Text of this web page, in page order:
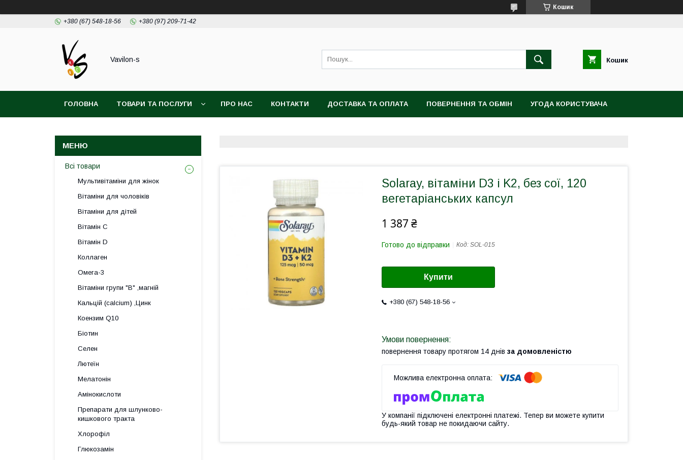
Кошик
+380 (67) 548-18-56 +380 (97) 209-71-42
Vavilon-s Кошик
ГОЛОВНА ТОВАРИ ТА ПОСЛУГИ ПРО НАС КОНТАКТИ ДОСТАВКА ТА ОПЛАТА ПОВЕРНЕННЯ ТА ОБМІН УГОДА КОРИСТУВАЧА
Solaray, вітаміни D3 і K2, без сої, 120
вегетаріанських капсул
1 387 ₴
Готово до відправки Код: SOL-015
Купити
+380 (67) 548-18-56
повернення товару протягом 14 днів за домовленістю
У компанії підключені електронні платежі. Тепер ви можете купити
будь-який товар не покидаючи сайту.
Всі товари
Мультивітаміни для жінок
Вітаміни для чоловіків
Вітаміни для дітей
Вітамін С
Вітамін D
Коллаген
Омега-3
Вітаміни групи "В" ,магній
Кальцій (calcium) ,Цинк
Коензим Q10
Біотин
Селен
Лютеїн
Мелатонін
Амінокислоти
Препарати для шлунково-
кишкового тракта
Хлорофіл
Глюкозамін